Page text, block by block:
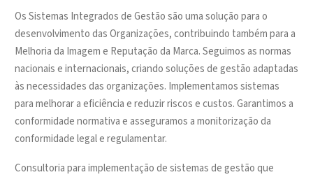
Os Sistemas Integrados de Gestão são uma solução para o
desenvolvimento das Organizações, contribuindo também para a
Melhoria da Imagem e Reputação da Marca. Seguimos as normas
nacionais e internacionais, criando soluções de gestão adaptadas
às necessidades das organizações. Implementamos sistemas
para melhorar a eficiência e reduzir riscos e custos. Garantimos a
conformidade normativa e asseguramos a monitorização da
conformidade legal e regulamentar.
Consultoria para implementação de sistemas de gestão que